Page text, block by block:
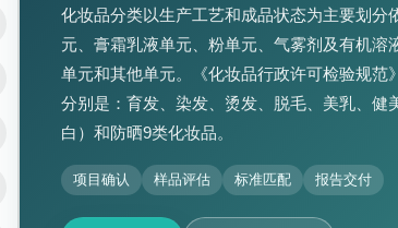
化妆品分类以生产工艺和成品状态为主要划分
元、膏霜乳液单元、粉单元、气雾剂及有机溶
单元和其他单元。《化妆品行政许可检验规范
分别是：育发、染发、烫发、脱毛、美乳、健
白）和防晒9类化妆品。
项目确认 样品评估 标准匹配 报告交付